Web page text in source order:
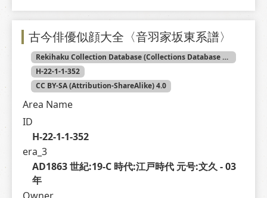
古今俳優似顔大全〈音羽家坂東系譜〉
Rekihaku Collection Database (Collections Database of the National Museum of Japanese History)
H-22-1-1-352
CC BY-SA (Attribution-ShareAlike) 4.0
Area Name
ID
H-22-1-1-352
era_3
AD1863 世紀:19-C 時代:江戸時代 元号:文久 - 03
年